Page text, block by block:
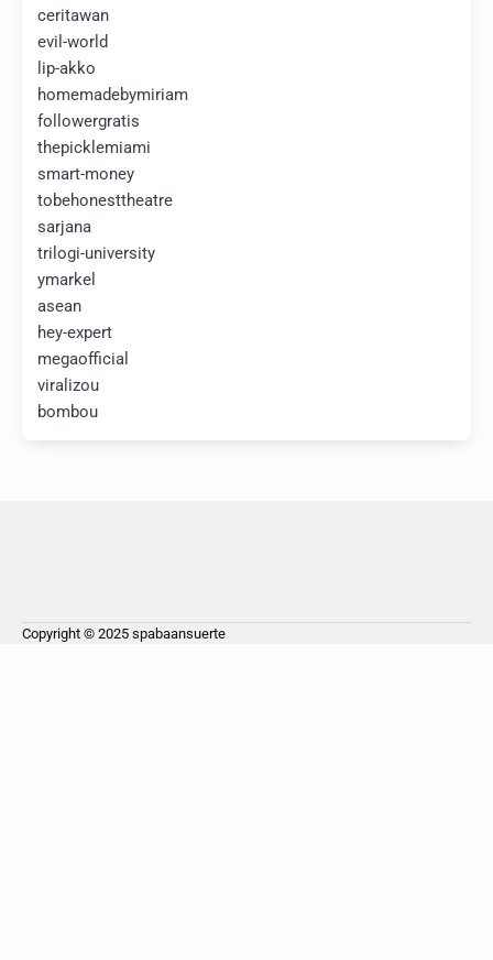
ceritawan
evil-world
lip-akko
homemadebymiriam
followergratis
thepicklemiami
smart-money
tobehonesttheatre
sarjana
trilogi-university
ymarkel
asean
hey-expert
megaofficial
viralizou
bombou
Copyright © 2025 spabaansuerte